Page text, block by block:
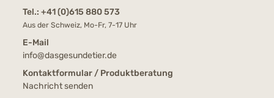
Tel.: +41 (0)615 880 573
Aus der Schweiz, Mo-Fr, 7-17 Uhr
E-Mail
info@dasgesundetier.de
Kontaktformular / Produktberatung
Nachricht senden